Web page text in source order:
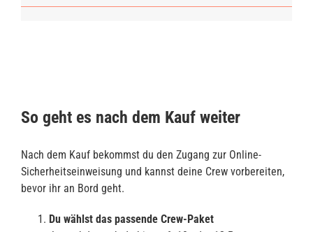
So geht es nach dem Kauf weiter
Nach dem Kauf bekommst du den Zugang zur Online-
Sicherheitseinweisung und kannst deine Crew vorbereiten,
bevor ihr an Bord geht.
Du wählst das passende Crew-Paket